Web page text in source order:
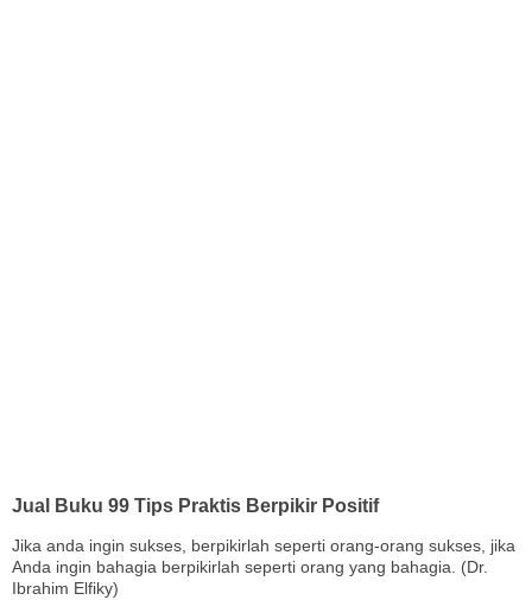
Jual Buku 99 Tips Praktis Berpikir Positif
Jika anda ingin sukses, berpikirlah seperti orang-orang sukses, jika
Anda ingin bahagia berpikirlah seperti orang yang bahagia. (Dr.
Ibrahim Elfiky)